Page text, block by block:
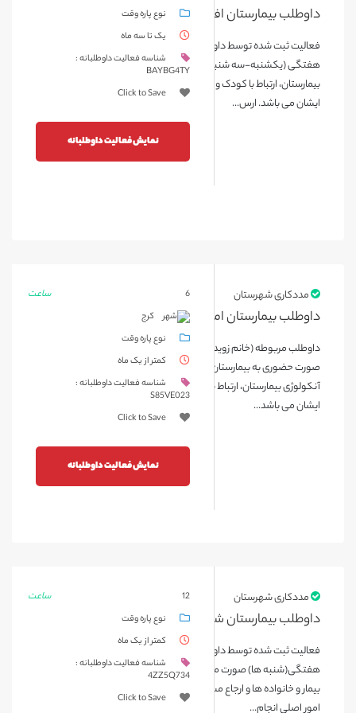
داوطلب بیمارستان افضلی پور کرمان
فعالیت ثبت شده توسط داوطلب مربوطه (خانم حاج حسنی) به صورت
هفتگی (یکشنبه-سه شنبه) انجام میگیرد. راند بخش آنکولوژی
بیمارستان، ارتباط با کودک و خانواده و بررسی مسائل آنان از وظایف اصلی
ایشان می باشد. ارس...
نوع پاره وقت
یک تا سه ماه
شناسه فعالیت داوطلبانه :
BAYBG4TY
Click to Save
نمایش فعالیت داوطلبانه
مددکاری شهرستان
داوطلب بیمارستان امام علی کرج
داوطلب مربوطه (خانم زویدات) به صورت هفتگی(یک روز در هفته) به
صورت حضوری به بیمارستان امام علی کرج مراجعه میکنند. راند بخش
آنکولوژی بیمارستان، ارتباط با کودک و خانواده ایشان از وظایف اصلی
ایشان می باشد...
ساعت
6
کرج
نوع پاره وقت
کمتر از یک ماه
شناسه فعالیت داوطلبانه :
S85VE023
Click to Save
نمایش فعالیت داوطلبانه
مددکاری شهرستان
داوطلب بیمارستان شهید آیت الله مدنی لرستان
فعالیت ثبت شده توسط داوطلب مربوطه( خانم کوشکی ) به صورت
هفتگی(شنبه ها) صورت میگیرد. راند حضوری بخش آنکولوژی، ارتباط با
بیمار و خانواده ها و ارجاع مسائل مربوطه به مددکار موظف در محک از
امور اصلی انجام...
ساعت
12
نوع پاره وقت
کمتر از یک ماه
شناسه فعالیت داوطلبانه :
4ZZ5Q734
Click to Save